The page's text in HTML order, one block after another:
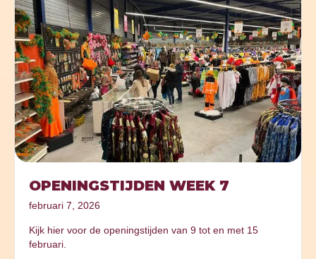
OPENINGSTIJDEN WEEK 7
februari 7, 2026
Kijk hier voor de openingstijden van 9 tot en met 15
februari.